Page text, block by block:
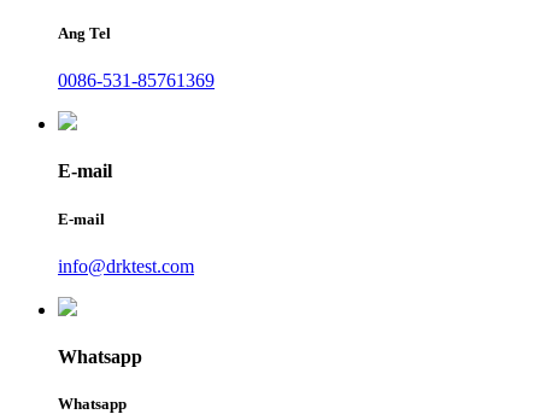
Ang Tel
0086-531-85761369
E-mail
E-mail
info@drktest.com
Whatsapp
Whatsapp